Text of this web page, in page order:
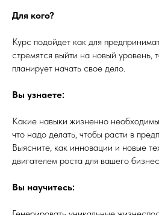
Для кого?
Курс подойдет как для
стремятся выйти на новый уровень,
планирует начать свое дело.
Вы узнаете:
Какие навыки жизненно
что надо делать, чтобы расти в
Выясните, как инновации и новые
двигателем роста для вашего
Вы научитесь: